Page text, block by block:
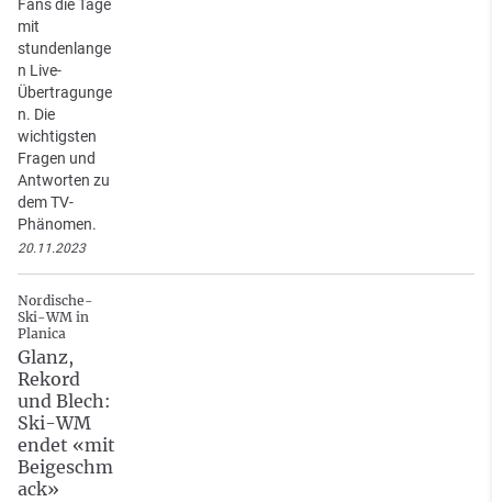
Fans die Tage
mit
stundenlange
n Live-
Übertragunge
n. Die
wichtigsten
Fragen und
Antworten zu
dem TV-
Phänomen.
20.11.2023
Nordische-
Ski-WM in
Planica
Glanz,
Rekord
und Blech:
Ski-WM
endet «mit
Beigeschm
ack»